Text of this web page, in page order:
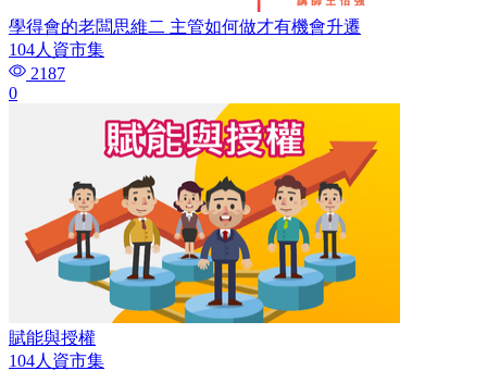
學得會的老闆思維二 主管如何做才有機會升遷
104人資市集
2187
0
賦能與授權
104人資市集